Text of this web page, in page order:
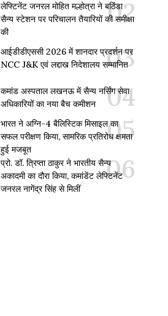
लेफ्टिनेंट जनरल मोहित मल्होत्रा ने बठिंडा
सैन्य स्टेशन पर परिचालन तैयारियों की समीक्षा
की
आईडीडीएससी 2026 में शानदार प्रदर्शन पर
NCC J&K एवं लद्दाख निदेशालय सम्मानित
कमांड अस्पताल लखनऊ में सैन्य नर्सिंग सेवा
अधिकारियों का नया बैच कमीशन
भारत ने अग्नि-4 बैलिस्टिक मिसाइल का
सफल परीक्षण किया, सामरिक प्रतिरोध क्षमता
हुई मजबूत
प्रो. डॉ. त्रिप्ता ठाकुर ने भारतीय सैन्य
अकादमी का दौरा किया, कमांडेंट लेफ्टिनेंट
जनरल नागेंद्र सिंह से मिलीं